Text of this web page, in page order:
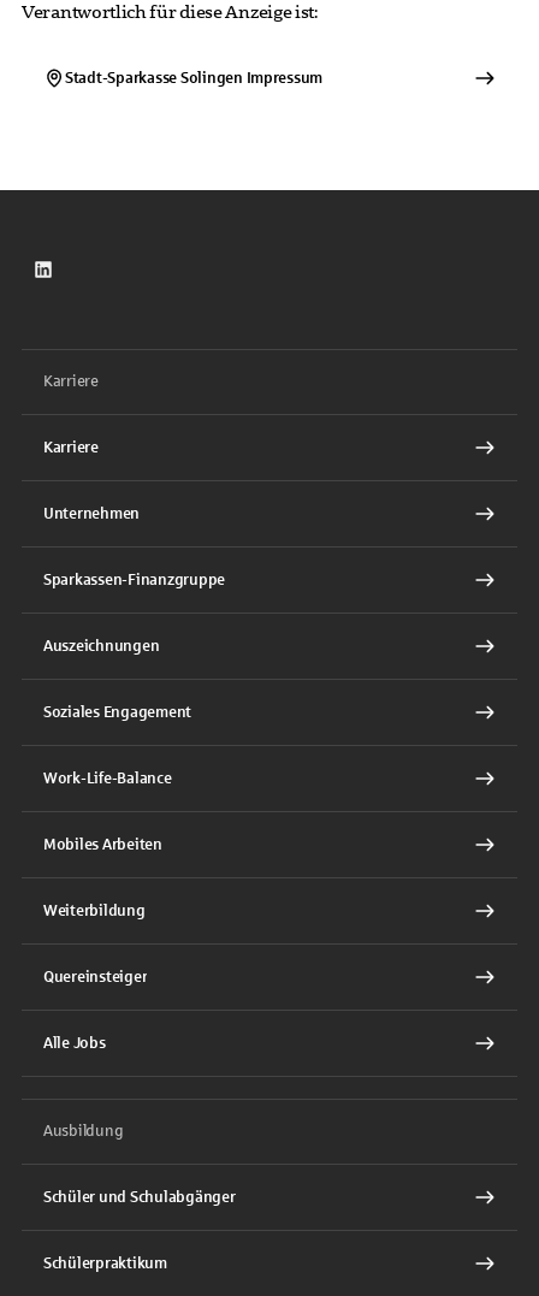
Verantwortlich für diese Anzeige ist:
Stadt-Sparkasse Solingen Impressum
LinkedIn
Karriere
Karriere
Unternehmen
Sparkassen-Finanzgruppe
Auszeichnungen
Soziales Engagement
Work-Life-Balance
Mobiles Arbeiten
Weiterbildung
Quereinsteiger
Alle Jobs
Ausbildung
Schüler und Schulabgänger
Schülerpraktikum